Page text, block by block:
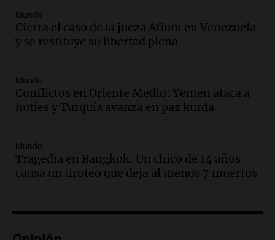
Audio.
acelera con un 2,9% en julio, según
datos preliminares
Audio. La justicia niega pedido de
Facundo Moyano para levantar
perimetral sobre Candela Arizaga
Episodios
Audio.La inflación en Buenos Aires se
acelera al 2,9% en julio y anticipa datos
Episodios
Audio.
Mundo
Cierra el caso de la jueza Afiuni en Venezuela
y se restituye su libertad plena
Mundo
Conflictos en Oriente Medio: Yemen ataca a
hutíes y Turquía avanza en paz kurda
Mundo
Tragedia en Bangkok: Un chico de 14 años
causa un tiroteo que deja al menos 7 muertos